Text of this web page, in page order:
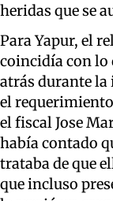
heridas que se
Para Yapur, el
coincidía con lo
atrás durante la
el
el fiscal Jose
había contado
trataba de que
que incluso